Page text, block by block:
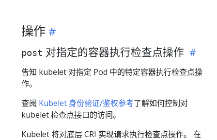
操作
post 对指定的容器执行检查点操作
告知 kubelet 对指定 Pod 中的特定容器执行检查点操
作。
查阅 Kubelet 身份验证/鉴权参考了解如何控制对
kubelet 检查点接口的访问。
Kubelet 将对底层 CRI 实现请求执行检查点操作。 在